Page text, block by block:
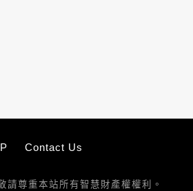
Contact Us
尊重本站所有智慧財產權權利。